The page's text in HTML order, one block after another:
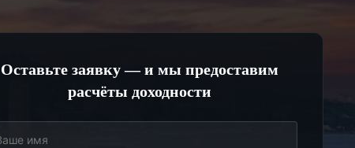
Оставьте заявку — и мы предоставим
расчёты доходности